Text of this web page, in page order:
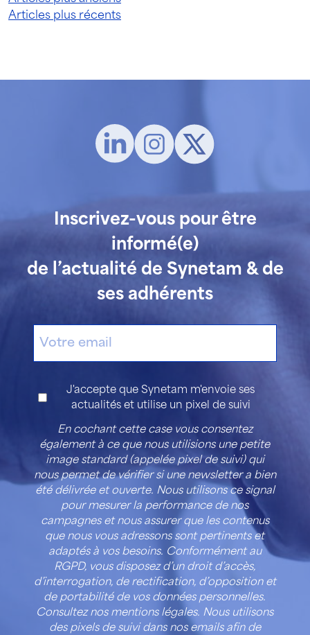
Navigation
Articles plus récents
Inscrivez-vous pour être
informé(e)
de l’actualité de Synetam & de
ses adhérents
Consentement
J'accepte que Synetam m'envoie ses
actualités et utilise un pixel de suivi
En cochant cette case vous consentez
également à ce que nous utilisions une petite
image standard (appelée pixel de suivi) qui
nous permet de vérifier si une newsletter a bien
été délivrée et ouverte. Nous utilisons ce signal
pour mesurer la performance de nos
campagnes et nous assurer que les contenus
que nous vous adressons sont pertinents et
adaptés à vos besoins. Conformément au
RGPD, vous disposez d’un droit d’accès,
d’interrogation, de rectification, d’opposition et
de portabilité de vos données personnelles.
Consultez nos mentions légales. Nous utilisons
des pixels de suivi dans nos emails afin de